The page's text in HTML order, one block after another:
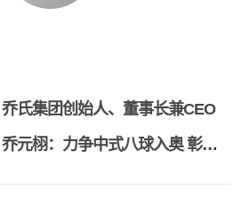
乔氏集团创始人、董事长兼CEO
乔元栩：力争中式八球入奥 彰显
和合共生精神